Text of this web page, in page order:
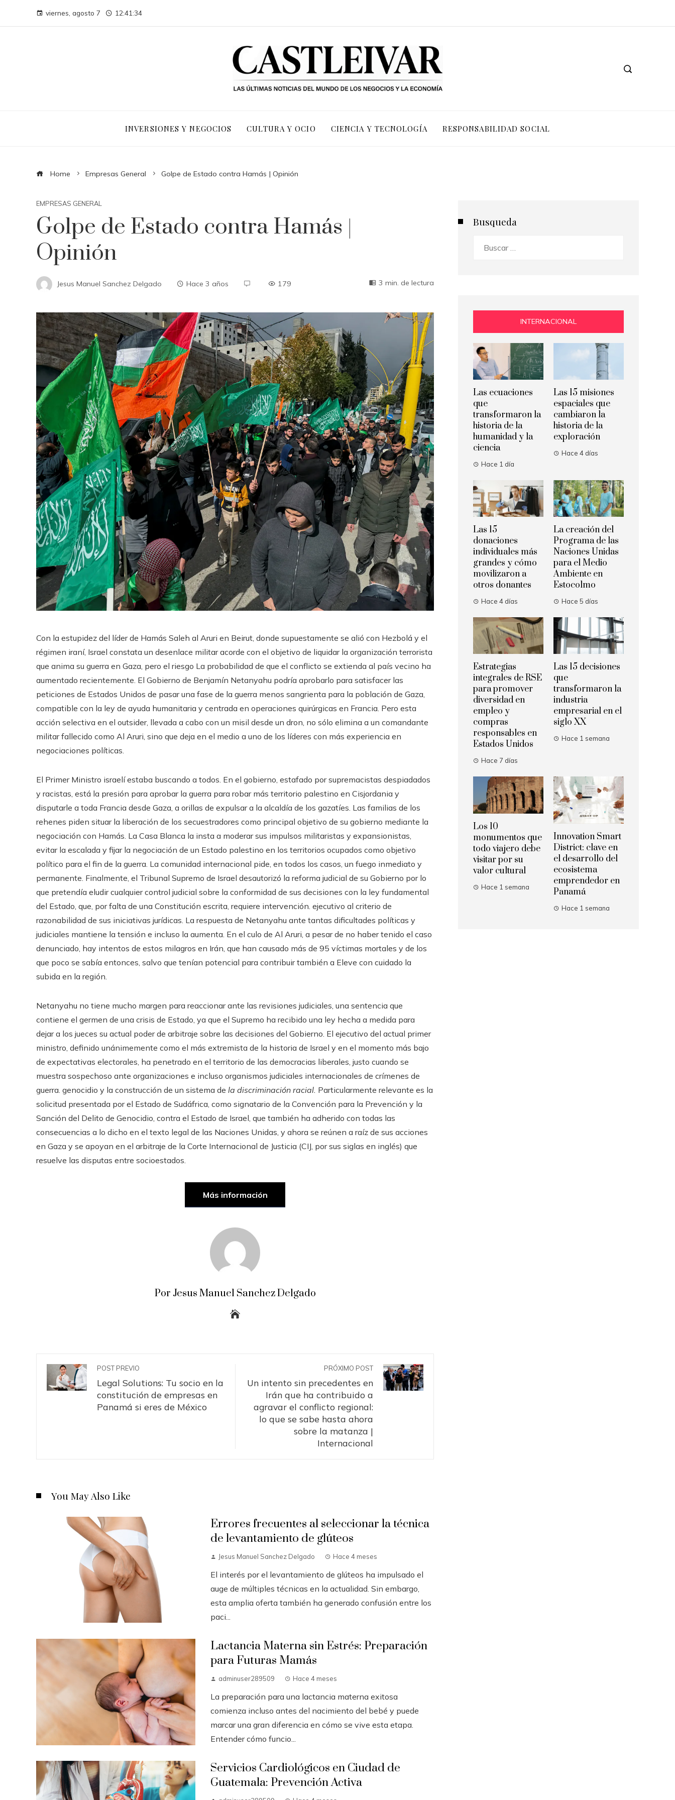
viernes, agosto 7 12:41:35
INVERSIONES Y NEGOCIOS CULTURA Y OCIO CIENCIA Y TECNOLOGÍA RESPONSABILIDAD SOCIAL
Home Empresas General Golpe de Estado contra Hamás | Opinión
EMPRESAS GENERAL
Golpe de Estado contra Hamás |
Opinión
Jesus Manuel Sanchez Delgado Hace 3 años 179 3 min. de lectura
Con la estupidez del líder de Hamás Saleh al Aruri en Beirut, donde supuestamente se alió con Hezbolá y el
régimen iraní, Israel constata un desenlace militar acorde con el objetivo de liquidar la organización terrorista
que anima su guerra en Gaza, pero el riesgo La probabilidad de que el conflicto se extienda al país vecino ha
aumentado recientemente. El Gobierno de Benjamín Netanyahu podría aprobarlo para satisfacer las
peticiones de Estados Unidos de pasar una fase de la guerra menos sangrienta para la población de Gaza,
compatible con la ley de ayuda humanitaria y centrada en operaciones quirúrgicas en Francia. Pero esta
acción selectiva en el outsider, llevada a cabo con un misil desde un dron, no sólo elimina a un comandante
militar fallecido como Al Aruri, sino que deja en el medio a uno de los líderes con más experiencia en
negociaciones políticas.
El Primer Ministro israelí estaba buscando a todos. En el gobierno, estafado por supremacistas despiadados
y racistas, está la presión para aprobar la guerra para robar más territorio palestino en Cisjordania y
disputarle a toda Francia desde Gaza, a orillas de expulsar a la alcaldía de los gazatíes. Las familias de los
rehenes piden situar la liberación de los secuestradores como principal objetivo de su gobierno mediante la
negociación con Hamás. La Casa Blanca la insta a moderar sus impulsos militaristas y expansionistas,
evitar la escalada y fijar la negociación de un Estado palestino en los territorios ocupados como objetivo
político para el fin de la guerra. La comunidad internacional pide, en todos los casos, un fuego inmediato y
permanente. Finalmente, el Tribunal Supremo de Israel desautorizó la reforma judicial de su Gobierno por lo
que pretendía eludir cualquier control judicial sobre la conformidad de sus decisiones con la ley fundamental
del Estado, que, por falta de una Constitución escrita, requiere intervención. ejecutivo al criterio de
razonabilidad de sus iniciativas jurídicas. La respuesta de Netanyahu ante tantas dificultades políticas y
judiciales mantiene la tensión e incluso la aumenta. En el culo de Al Aruri, a pesar de no haber tenido el caso
denunciado, hay intentos de estos milagros en Irán, que han causado más de 95 víctimas mortales y de los
que poco se sabía entonces, salvo que tenían potencial para contribuir también a Eleve con cuidado la
subida en la región.
Netanyahu no tiene mucho margen para reaccionar ante las revisiones judiciales, una sentencia que
contiene el germen de una crisis de Estado, ya que el Supremo ha recibido una ley hecha a medida para
dejar a los jueces su actual poder de arbitraje sobre las decisiones del Gobierno. El ejecutivo del actual primer
ministro, definido unánimemente como el más extremista de la historia de Israel y en el momento más bajo
de expectativas electorales, ha penetrado en el territorio de las democracias liberales, justo cuando se
muestra sospechoso ante organizaciones e incluso organismos judiciales internacionales de crímenes de
guerra. genocidio y la construcción de un sistema de la discriminación racial. Particularmente relevante es la
solicitud presentada por el Estado de Sudáfrica, como signatario de la Convención para la Prevención y la
Sanción del Delito de Genocidio, contra el Estado de Israel, que también ha adherido con todas las
consecuencias a lo dicho en el texto legal de las Naciones Unidas, y ahora se reúnen a raíz de sus acciones
en Gaza y se apoyan en el arbitraje de la Corte Internacional de Justicia (CIJ, por sus siglas en inglés) que
resuelve las disputas entre socioestados.
Más información
Por Jesus Manuel Sanchez Delgado
POST PREVIO
Legal Solutions: Tu socio en la
constitución de empresas en
Panamá si eres de México
PRÓXIMO POST
Un intento sin precedentes en
Irán que ha contribuido a
agravar el conflicto regional:
lo que se sabe hasta ahora
sobre la matanza |
Internacional
You May Also Like
Errores frecuentes al seleccionar la técnica
de levantamiento de glúteos
Jesus Manuel Sanchez Delgado Hace 4 meses
El interés por el levantamiento de glúteos ha impulsado el
auge de múltiples técnicas en la actualidad. Sin embargo,
esta amplia oferta también ha generado confusión entre los
paci...
Lactancia Materna sin Estrés: Preparación
para Futuras Mamás
adminuser289509 Hace 4 meses
La preparación para una lactancia materna exitosa
comienza incluso antes del nacimiento del bebé y puede
marcar una gran diferencia en cómo se vive esta etapa.
Entender cómo funcio...
Servicios Cardiológicos en Ciudad de
Guatemala: Prevención Activa
Busqueda
INTERNACIONAL
Las ecuaciones
que
transformaron la
historia de la
humanidad y la
ciencia
Hace 1 día
Las 15 misiones
espaciales que
cambiaron la
historia de la
exploración
Hace 4 días
Las 15
donaciones
individuales más
grandes y cómo
movilizaron a
otros donantes
Hace 4 días
La creación del
Programa de las
Naciones Unidas
para el Medio
Ambiente en
Estocolmo
Hace 5 días
Estrategias
integrales de RSE
para promover
diversidad en
empleo y
compras
responsables en
Estados Unidos
Hace 7 días
Las 15 decisiones
que
transformaron la
industria
empresarial en el
siglo XX
Hace 1 semana
Los 10
monumentos que
todo viajero debe
visitar por su
valor cultural
Hace 1 semana
Innovation Smart
District: clave en
el desarrollo del
ecosistema
emprendedor en
Panamá
Hace 1 semana